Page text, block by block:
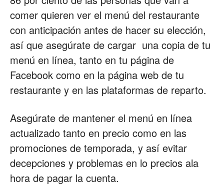
comer quieren ver el menú del restaurante
con anticipación antes de hacer su elección,
así que asegúrate de cargar una copia de tu
menú en línea, tanto en tu página de
Facebook como en la página web de tu
restaurante y en las plataformas de reparto.
Asegúrate de mantener el menú en línea
actualizado tanto en precio como en las
promociones de temporada, y así evitar
decepciones y problemas en lo precios ala
hora de pagar la cuenta.